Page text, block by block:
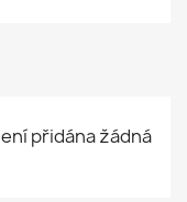
přidána žádná